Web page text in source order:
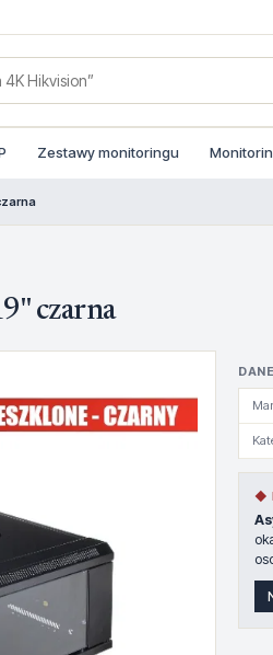
Zestawy monitoringu
czarna
◆